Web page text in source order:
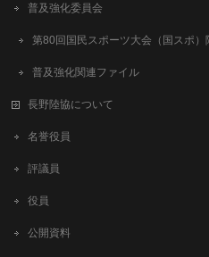
普及強化委員会
第80回国民スポーツ大会（国スポ
普及強化関連ファイル
長野陸協について
名誉役員
評議員
役員
公開資料